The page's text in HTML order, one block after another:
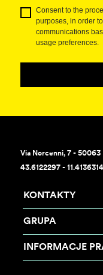
Consent to the
purposes, in order
communications
usage preferences.
Via Norcenni, 7 - 50063
43.6122297 - 11.4136314
KONTAKTY
GRUPA
INFORMACJE